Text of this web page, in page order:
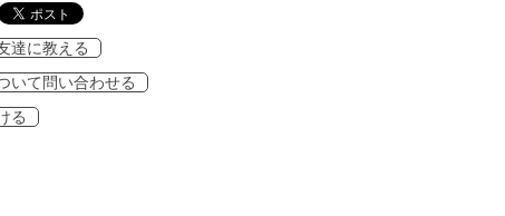
達に教える
いて問い合わせる
る